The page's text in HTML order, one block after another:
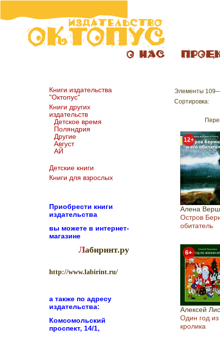
Книги издательства
"Октопус"
Книги других
издательств
Детское время
Поляндрия
Другие
Август
АЙ
Детские книги
Книги для взрослых
Приобрести книги
издательства
вы можете в интернет-
магазине
Лабиринт.ру
http://www.labirint.ru/
а также по адресу
издательства:
Комсомольский
проспект, 14/1,
Элементы
Сортировка:
12+
Алена
Остров
обитатель
6+
Алексей
Один год
кролика